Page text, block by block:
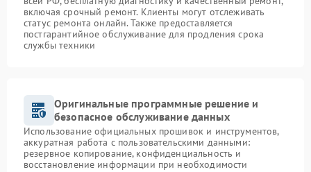
включая срочный ремонт. Клиенты могут отслеживать
статус ремонта онлайн. Также предоставляется
постгарантийное обслуживание для продления срока
службы техники
Оригинальные программные решение и
безопасное обслуживание данных
Использование официальных прошивок и инструментов,
аккуратная работа с пользовательскими данными:
резервное копирование, конфиденциальность и
восстановление информации при необходимости